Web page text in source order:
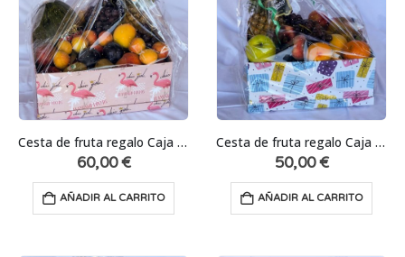
Cesta de fruta regalo Caja Grande
60,00€
AÑADIR AL CARRITO
Cesta de fruta regalo Caja Pequeña
50,00€
AÑADIR AL CARRITO